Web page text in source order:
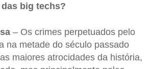
big techs?
– Os crimes perpetuados pelo
na metade do século passado
maiores atrocidades da história,